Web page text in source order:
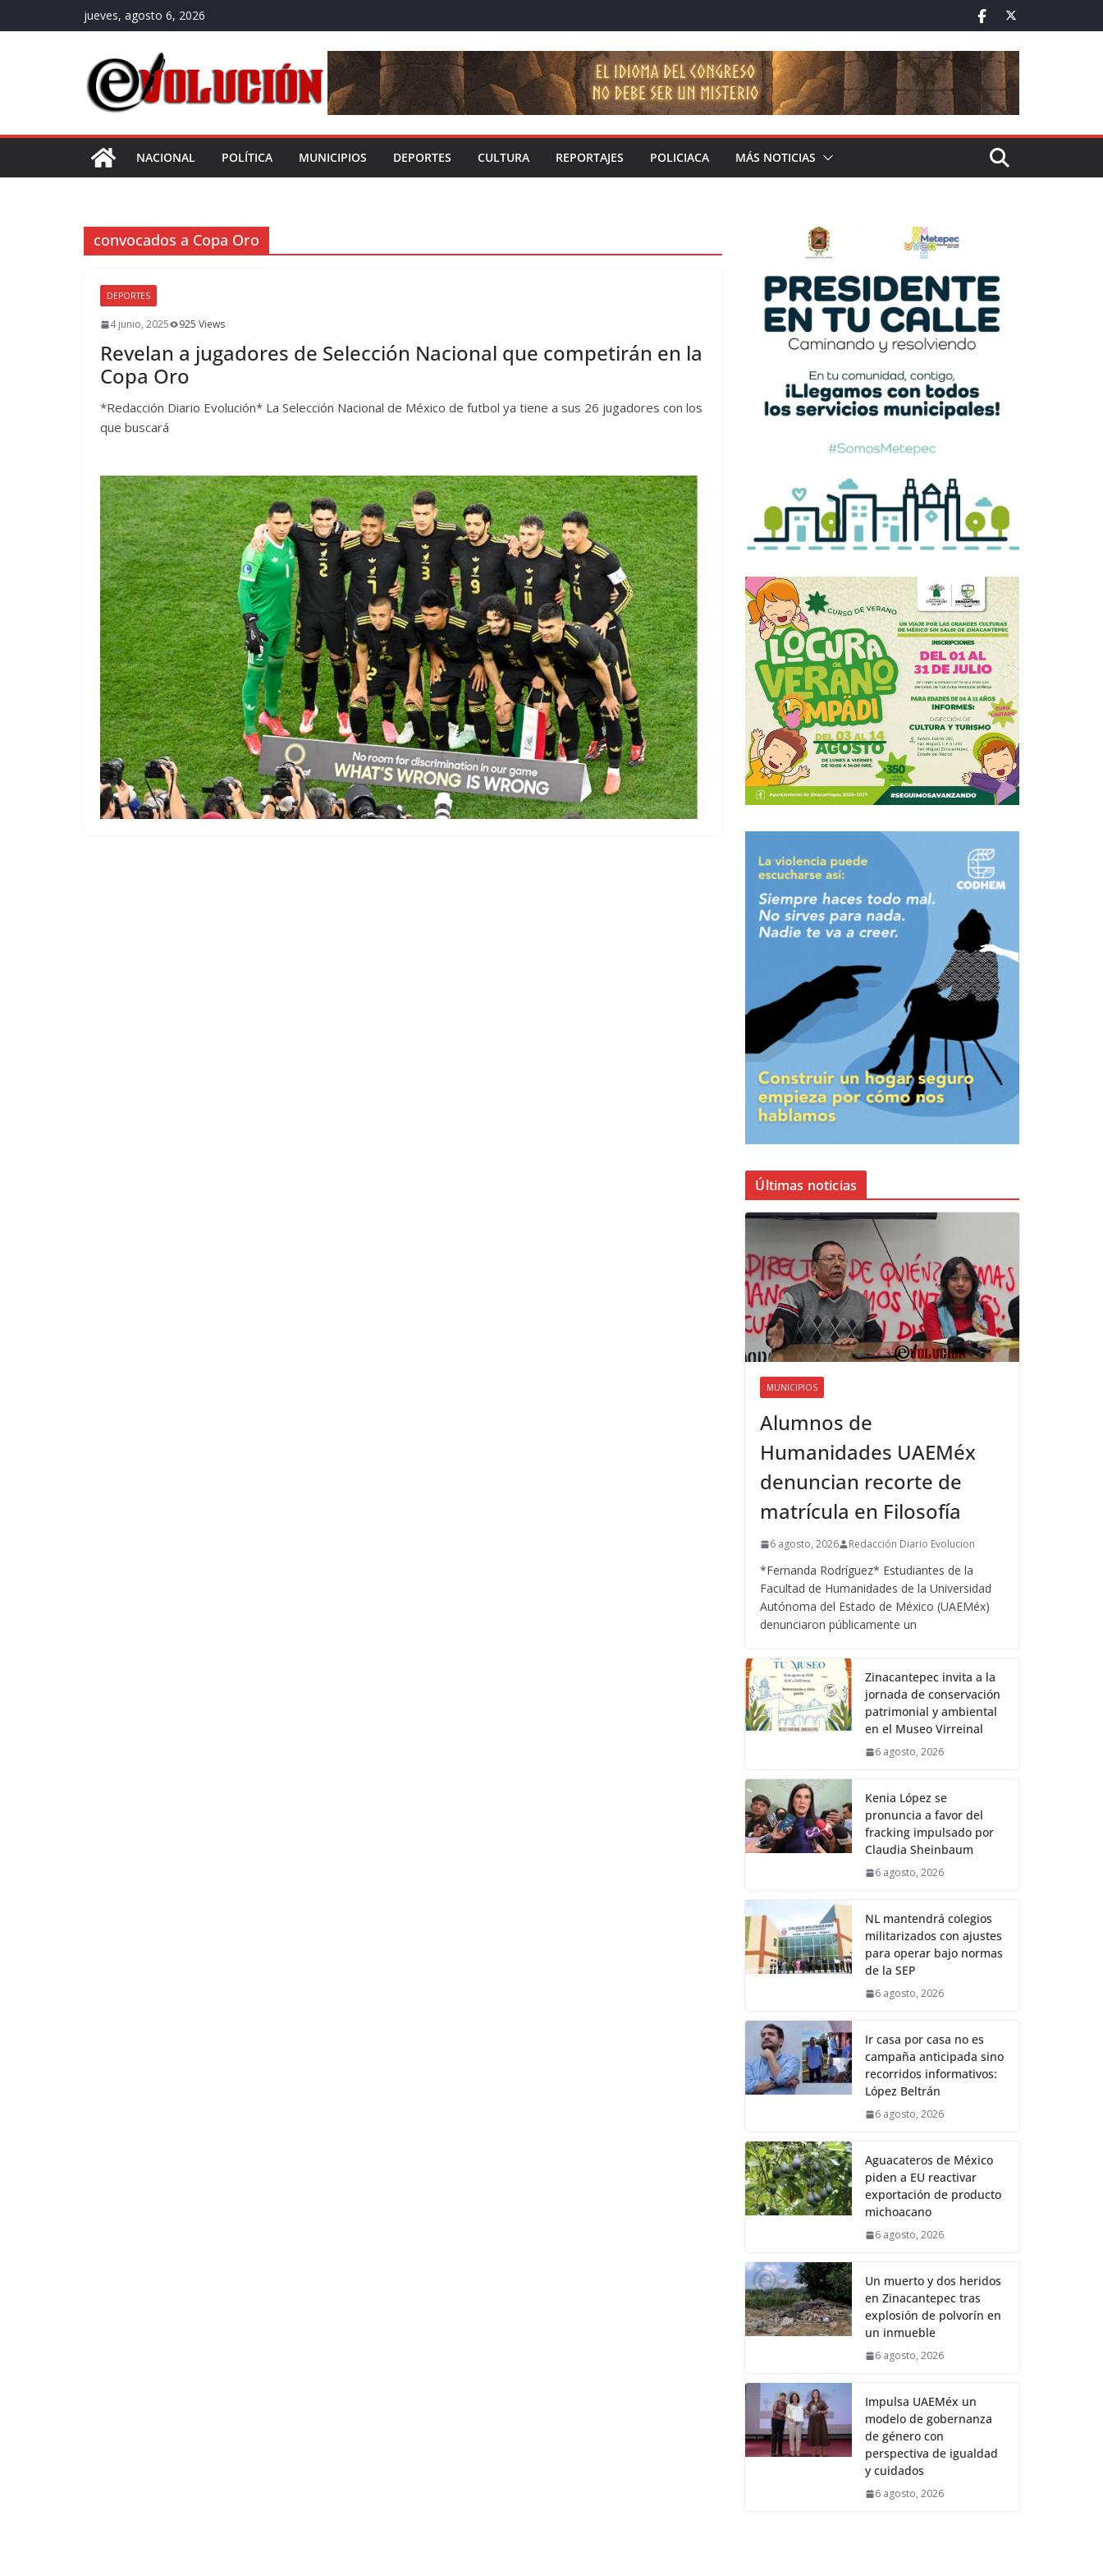
al
jueves, agosto 6, 2026
NACIONAL POLÍTICA MUNICIPIOS DEPORTES CULTURA REPORTAJES POLICIACA MÁS NOTICIAS
convocados a Copa Oro
DEPORTES
4 junio, 2025 925 Views
Revelan a jugadores de Selección Nacional que competirán en la
Copa Oro
*Redacción Diario Evolución* La Selección Nacional de México de futbol ya tiene a sus 26 jugadores con los
que buscará
Últimas noticias
MUNICIPIOS
Alumnos de
Humanidades UAEMéx
denuncian recorte de
matrícula en Filosofía
6 agosto, 2026 Redacción Diario Evolucion
*Fernanda Rodríguez* Estudiantes de la
Facultad de Humanidades de la Universidad
Autónoma del Estado de México (UAEMéx)
denunciaron públicamente un
Zinacantepec invita a la
jornada de conservación
patrimonial y ambiental
en el Museo Virreinal
6 agosto, 2026
Kenia López se
pronuncia a favor del
fracking impulsado por
Claudia Sheinbaum
6 agosto, 2026
NL mantendrá colegios
militarizados con ajustes
para operar bajo normas
de la SEP
6 agosto, 2026
Ir casa por casa no es
campaña anticipada sino
recorridos informativos:
López Beltrán
6 agosto, 2026
Aguacateros de México
piden a EU reactivar
exportación de producto
michoacano
6 agosto, 2026
Un muerto y dos heridos
en Zinacantepec tras
explosión de polvorín en
un inmueble
6 agosto, 2026
Impulsa UAEMéx un
modelo de gobernanza
de género con
perspectiva de igualdad
y cuidados
6 agosto, 2026